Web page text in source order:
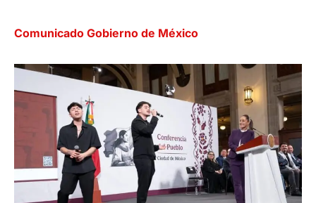
Comunicado Gobierno de México